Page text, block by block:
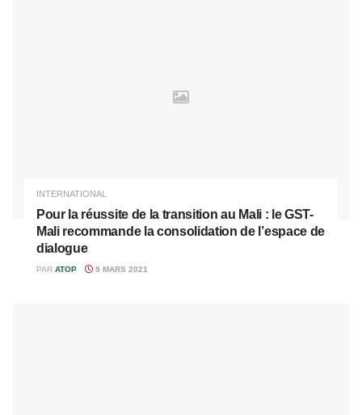
INTERNATIONAL
Pour la réussite de la transition au Mali : le GST-
Mali recommande la consolidation de l’espace de
dialogue
PAR ATOP 9 MARS 2021